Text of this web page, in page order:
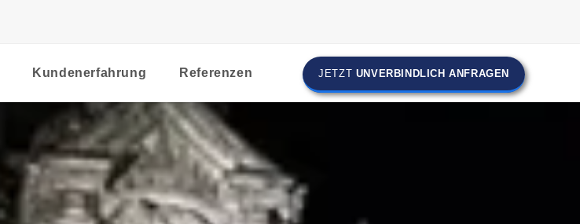
Kundenerfahrung Referenzen JETZT UNVERBINDLICH ANFRAGEN